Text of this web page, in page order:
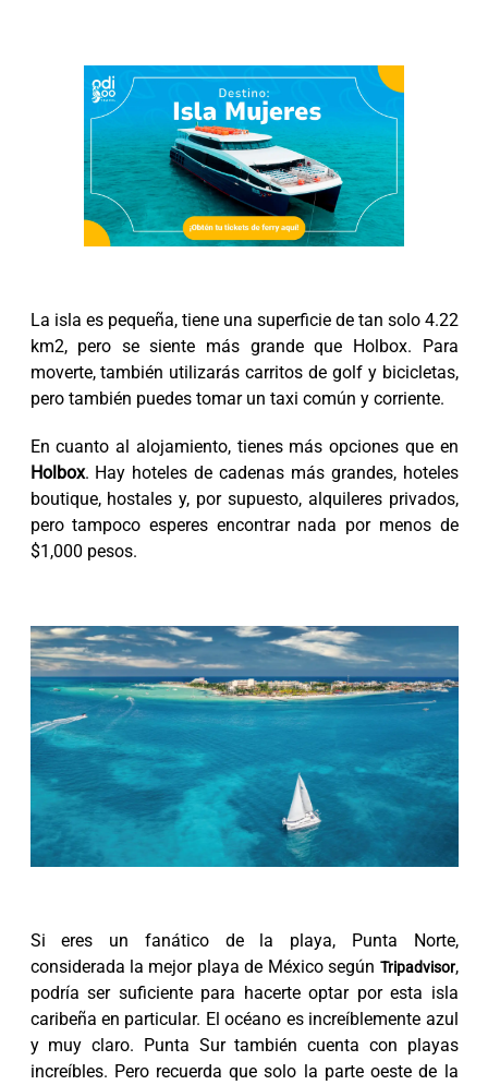
La isla es pequeña, tiene una superficie de tan solo 4.22
km2, pero se siente más grande que Holbox. Para
moverte, también utilizarás carritos de golf y bicicletas,
pero también puedes tomar un taxi común y corriente.
En cuanto al alojamiento, tienes más opciones que en
Holbox. Hay hoteles de cadenas más grandes, hoteles
boutique, hostales y, por supuesto, alquileres privados,
pero tampoco esperes encontrar nada por menos de
$1,000 pesos.
Si eres un fanático de la playa, Punta Norte,
considerada la mejor playa de México según Tripadvisor,
podría ser suficiente para hacerte optar por esta isla
caribeña en particular. El océano es increíblemente azul
y muy claro. Punta Sur también cuenta con playas
increíbles. Pero recuerda que solo la parte oeste de la